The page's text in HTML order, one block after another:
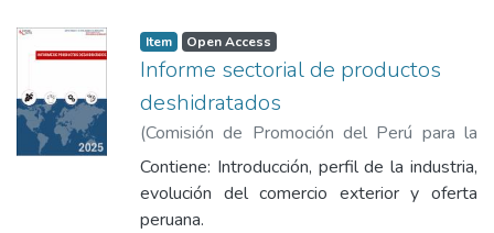
Perú consolidaron envíos por USD 6 965
millones, creciendo en +11,1% respecto del
mismo mes del año anterior. Durante el mes
de diciembre de 2024, los sectores que han
mostrado comportamientos positivos en las
exportaciones no tradicionales, fueron
liderados por el sector agropecuario (USD 1
391 millones / +22,3%), textil (USD 155
Item Open Access
Informe sectorial de productos
deshidratados
(Comisión de Promoción del Perú para la
Exportación y el Turismo,2025) Comisión
de Promoción del Perú para la Exportación
y el Turismo
Contiene: Introducción, perfil de la industria,
evolución del comercio exterior y oferta
peruana.